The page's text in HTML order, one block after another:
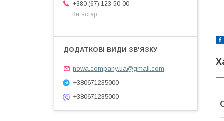
+380 (67) 123-50-00
Київстар
nowa.company.ua@gmail.com
+380671235000
+380671235000